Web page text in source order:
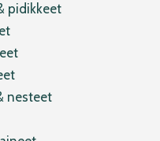
pidikkeet
nesteet